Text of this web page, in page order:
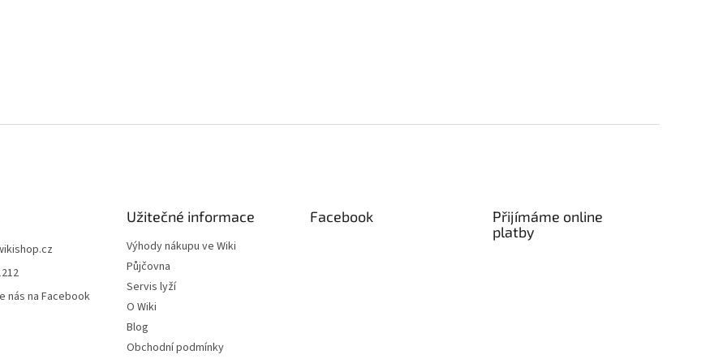
nás na Facebook
Užitečné informace
Výhody nákupu ve Wiki
Půjčovna
Servis lyží
O Wiki
Blog
Obchodní podmínky
Facebook
Přijímáme online
platby